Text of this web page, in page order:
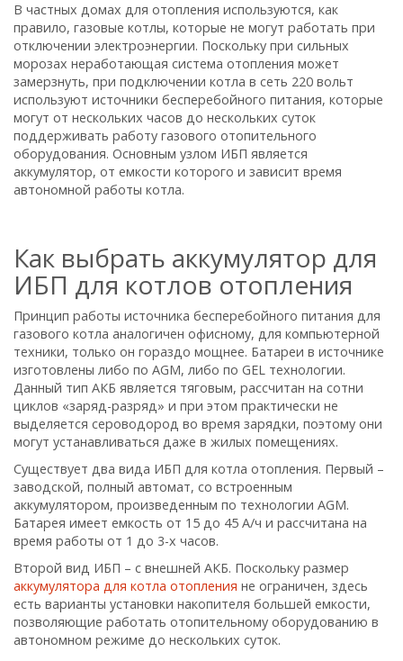
В частных домах для отопления используются, как
правило, газовые котлы, которые не могут работать при
отключении электроэнергии. Поскольку при сильных
морозах неработающая система отопления может
замерзнуть, при подключении котла в сеть 220 вольт
используют источники бесперебойного питания, которые
могут от нескольких часов до нескольких суток
поддерживать работу газового отопительного
оборудования. Основным узлом ИБП является
аккумулятор, от емкости которого и зависит время
автономной работы котла.
Как выбрать аккумулятор для
ИБП для котлов отопления
Принцип работы источника бесперебойного питания для
газового котла аналогичен офисному, для компьютерной
техники, только он гораздо мощнее. Батареи в источнике
изготовлены либо по AGM, либо по GEL технологии.
Данный тип АКБ является тяговым, рассчитан на сотни
циклов «заряд-разряд» и при этом практически не
выделяется сероводород во время зарядки, поэтому они
могут устанавливаться даже в жилых помещениях.
Существует два вида ИБП для котла отопления. Первый –
заводской, полный автомат, со встроенным
аккумулятором, произведенным по технологии AGM.
Батарея имеет емкость от 15 до 45 А/ч и рассчитана на
время работы от 1 до 3-х часов.
Второй вид ИБП – с внешней АКБ. Поскольку размер
аккумулятора для котла отопления не ограничен, здесь
есть варианты установки накопителя большей емкости,
позволяющие работать отопительному оборудованию в
автономном режиме до нескольких суток.